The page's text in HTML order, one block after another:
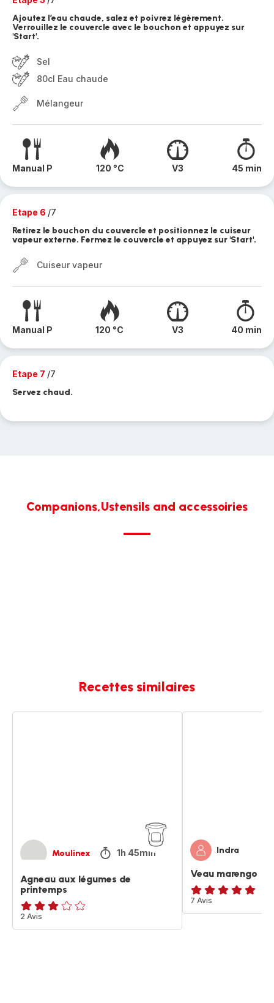
Ajoutez l’eau chaude, salez et poivrez légèrement.
Verrouillez le couvercle avec le bouchon et appuyez sur
'Start'.
Sel
80cl Eau chaude
Mélangeur
Manual P 120 °C V3 45 min
Etape 6 /7
Retirez le bouchon du couvercle et positionnez le cuiseur
vapeur externe. Fermez le couvercle et appuyez sur 'Start'.
Cuiseur vapeur
Manual P 120 °C V3 40 min
Etape 7 /7
Servez chaud.
Companions,Ustensils and accessoiries
Recettes similaires
Moulinex 1h 45min
Agneau aux légumes de
printemps
Avis
3
2 Avis
Indra
Veau marengo
ratings.4.9
7 Avis